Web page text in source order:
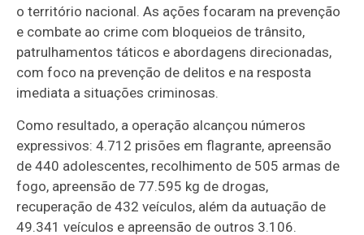
o território nacional. As ações focaram na prevenção
e combate ao crime com bloqueios de trânsito,
patrulhamentos táticos e abordagens direcionadas,
com foco na prevenção de delitos e na resposta
imediata a situações criminosas.
Como resultado, a operação alcançou números
expressivos: 4.712 prisões em flagrante, apreensão
de 440 adolescentes, recolhimento de 505 armas de
fogo, apreensão de 77.595 kg de drogas,
recuperação de 432 veículos, além da autuação de
49.341 veículos e apreensão de outros 3.106.